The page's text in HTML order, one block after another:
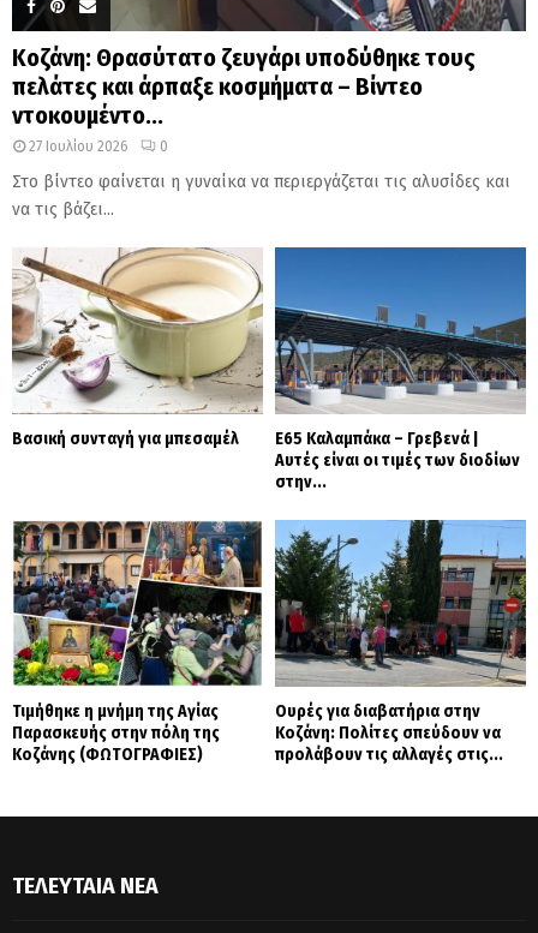
Κοζάνη: Θρασύτατο ζευγάρι υποδύθηκε τους
πελάτες και άρπαξε κοσμήματα – Βίντεο
ντοκουμέντο...
27 Ιουλίου 2026 0
Στο βίντεο φαίνεται η γυναίκα να περιεργάζεται τις αλυσίδες και
να τις βάζει...
Βασική συνταγή για μπεσαμέλ
Ε65 Καλαμπάκα – Γρεβενά |
Αυτές είναι οι τιμές των διοδίων
στην...
Τιμήθηκε η μνήμη της Αγίας
Παρασκευής στην πόλη της
Κοζάνης (ΦΩΤΟΓΡΑΦΙΕΣ)
Ουρές για διαβατήρια στην
Κοζάνη: Πολίτες σπεύδουν να
προλάβουν τις αλλαγές στις...
ΤΕΛΕΥΤΑΊΑ ΝΈΑ